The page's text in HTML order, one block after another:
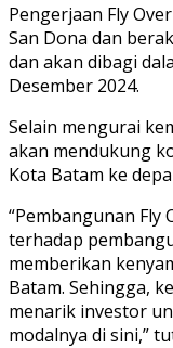
Pengerjaan Fly
San Dona dan
dan akan dibagi
Desember 2024.
Selain mengurai
akan mendukung
Kota Batam ke
“Pembangunan Fly
terhadap
memberikan
Batam. Sehingga,
menarik investor
modalnya di sini,”